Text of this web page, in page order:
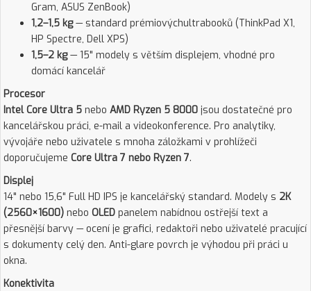
Gram, ASUS ZenBook)
1,2–1,5 kg— standard prémiovýchultrabooků (ThinkPad X1,
HP Spectre, Dell XPS)
1,5–2 kg— 15" modely s větším displejem, vhodné pro
domácí kancelář
Procesor
Intel Core Ultra 5 nebo AMD Ryzen 5 8000 jsou dostatečné pro
kancelářskou práci, e-mail a videokonference. Pro analytiky,
vývojáře nebo uživatele s mnoha záložkami v prohlížeči
doporučujeme Core Ultra 7 nebo Ryzen 7.
Displej
14" nebo 15,6" Full HD IPS je kancelářský standard. Modely s 2K
(2560×1600) nebo OLED panelem nabídnou ostřejší text a
přesnější barvy — ocení je grafici, redaktoři nebo uživatelé pracující
s dokumenty celý den. Anti-glare povrch je výhodou při práci u
okna.
Konektivita